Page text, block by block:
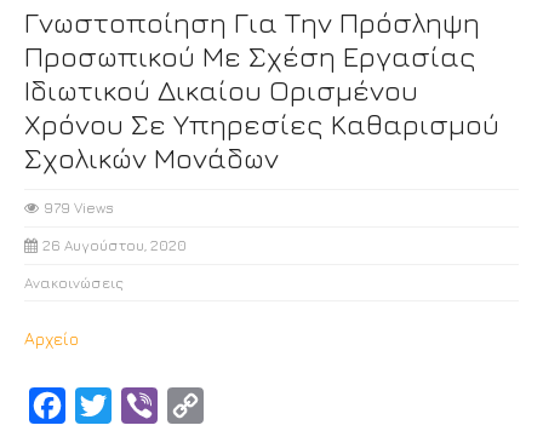
Γνωστοποίηση Για Την Πρόσληψη
Προσωπικού Με Σχέση Εργασίας
Ιδιωτικού Δικαίου Ορισμένου
Χρόνου Σε Υπηρεσίες Καθαρισμού
Σχολικών Μονάδων
979 Views
26 Αυγούστου, 2020
Ανακοινώσεις
Αρχείο
Facebook
Twitter Viber